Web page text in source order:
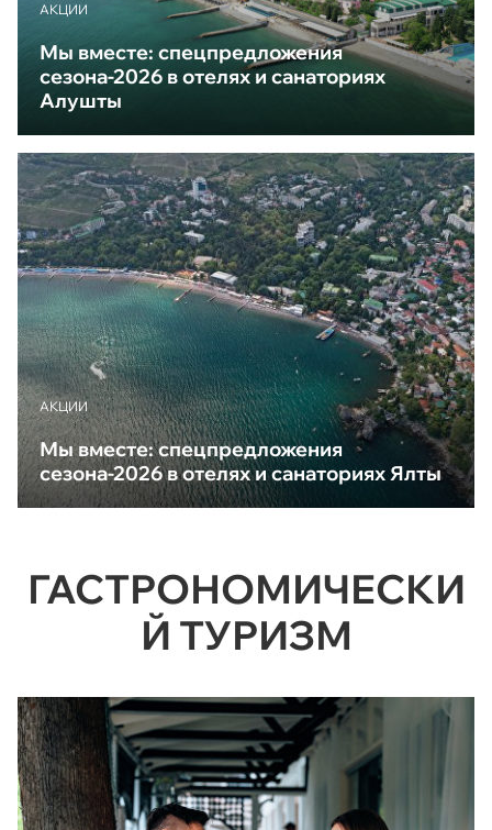
АКЦИИ
Мы вместе: спецпредложения
сезона-2026 в отелях и санаториях
Алушты
АКЦИИ
Мы вместе: спецпредложения
сезона-2026 в отелях и санаториях Ялты
ГАСТРОНОМИЧЕСКИ
Й ТУРИЗМ